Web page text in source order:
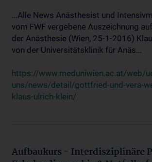
...Alle News Anästhesist und
vom FWF vergebene Auszeichnung
der Anästhesie (Wien, 25-1-2016)
von der Universitätsklinik für Anäs...
https://www.meduniwien.ac.at/web/
uns/news/detail/gottfried-und-vera-
klaus-ulrich-klein/
Aufbaukurs - Interdisziplinäre